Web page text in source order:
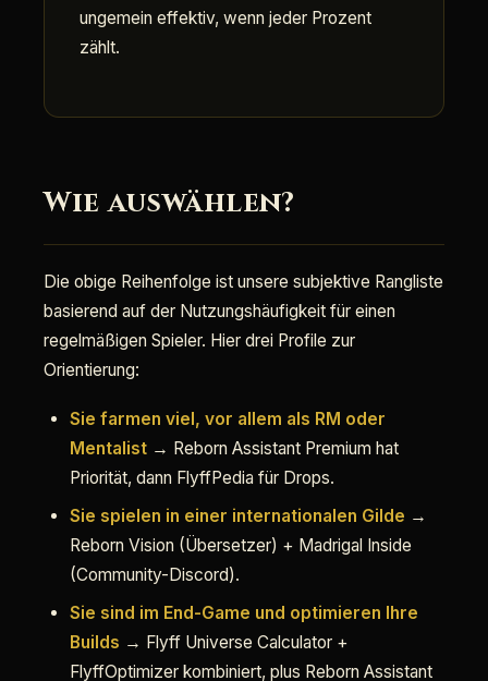
ungemein effektiv, wenn jeder Prozent
zählt.
Wie auswählen?
Die obige Reihenfolge ist unsere subjektive Rangliste
basierend auf der Nutzungshäufigkeit für einen
regelmäßigen Spieler. Hier drei Profile zur
Orientierung:
Sie farmen viel, vor allem als RM oder
Mentalist → Reborn Assistant Premium hat
Priorität, dann FlyffPedia für Drops.
Sie spielen in einer internationalen Gilde →
Reborn Vision (Übersetzer) + Madrigal Inside
(Community-Discord).
Sie sind im End-Game und optimieren Ihre
Builds → Flyff Universe Calculator +
FlyffOptimizer kombiniert, plus Reborn Assistant